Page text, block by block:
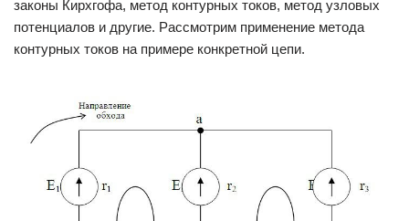
законы Кирхгофа, метод контурных токов, метод узловых
потенциалов и другие. Рассмотрим применение метода
контурных токов на примере конкретной цепи.